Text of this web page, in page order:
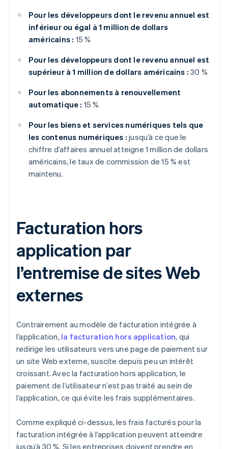
Pour les développeurs dont le revenu annuel est
inférieur ou égal à 1 million de dollars
américains : 15 %
Pour les développeurs dont le revenu annuel est
supérieur à 1 million de dollars américains : 30 %
Pour les abonnements à renouvellement
automatique : 15 %
Pour les biens et services numériques tels que
les contenus numériques : jusqu’à ce que le
chiffre d’affaires annuel atteigne 1 million de dollars
américains, le taux de commission de 15 % est
maintenu.
Facturation hors
application par
l’entremise de sites Web
externes
Contrairement au modèle de facturation intégrée à
l’application, la facturation hors application, qui
redirige les utilisateurs vers une page de paiement sur
un site Web externe, suscite depuis peu un intérêt
croissant. Avec la facturation hors application, le
paiement de l’utilisateur n’est pas traité au sein de
l’application, ce qui évite les frais supplémentaires.
Comme expliqué ci-dessus, les frais facturés pour la
facturation intégrée à l’application peuvent atteindre
jusqu’à 30 %. Si les entreprises doivent prendre en